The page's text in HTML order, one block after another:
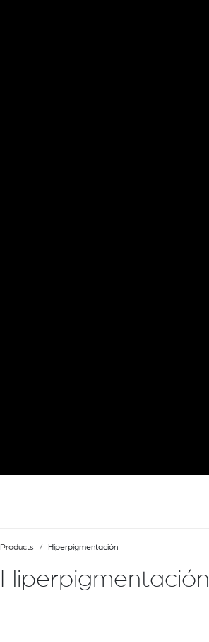
Products Hiperpigmentación
Hiperpigmentación